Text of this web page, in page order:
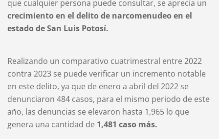
que cualquier persona puede consultar, se aprecia un
crecimiento en el delito de narcomenudeo en el
estado de San Luis Potosí.
Realizando un comparativo cuatrimestral entre 2022
contra 2023 se puede verificar un incremento notable
en este delito, ya que de enero a abril del 2022 se
denunciaron 484 casos, para el mismo periodo de este
año, las denuncias se elevaron hasta 1,965 lo que
genera una cantidad de 1,481 caso más.